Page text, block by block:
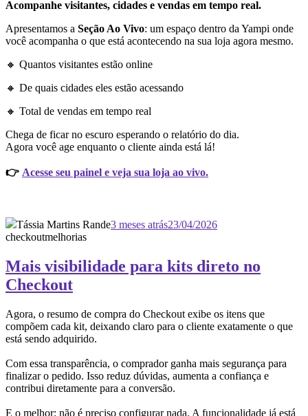
Acompanhe visitantes, cidades e vendas em tempo real.
Apresentamos a Seção Ao Vivo: um espaço dentro da Yampi onde
você acompanha o que está acontecendo na sua loja agora mesmo.
🔸 Quantos visitantes estão online
🔸 De quais cidades eles estão acessando
🔸 Total de vendas em tempo real
Chega de ficar no escuro esperando o relatório do dia.
Agora você age enquanto o cliente ainda está lá!
👉 Acesse seu painel e veja sua loja ao vivo.
Tássia Martins Rande3 meses atrás23/04/2026
checkoutmelhorias
Mais visibilidade para kits direto no
Checkout
Agora, o resumo de compra do Checkout exibe os itens que
compõem cada kit, deixando claro para o cliente exatamente o que
está sendo adquirido.
Com essa transparência, o comprador ganha mais segurança para
finalizar o pedido. Isso reduz dúvidas, aumenta a confiança e
contribui diretamente para a conversão.
E o melhor: não é preciso configurar nada. A funcionalidade já está